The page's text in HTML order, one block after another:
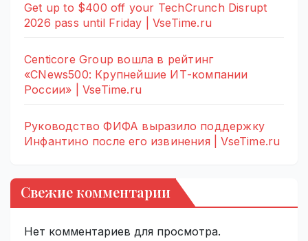
Get up to $400 off your TechCrunch Disrupt
2026 pass until Friday | VseTime.ru
Centicore Group вошла в рейтинг
«CNews500: Крупнейшие ИТ-компании
России» | VseTime.ru
Руководство ФИФА выразило поддержку
Инфантино после его извинения | VseTime.ru
Свежие комментарии
Нет комментариев для просмотра.